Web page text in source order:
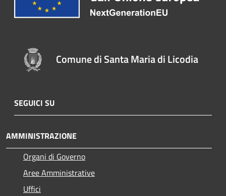
Comune di Santa Maria di Licodia
SEGUICI SU
AMMINISTRAZIONE
Organi di Governo
Aree Amministrative
Uffici